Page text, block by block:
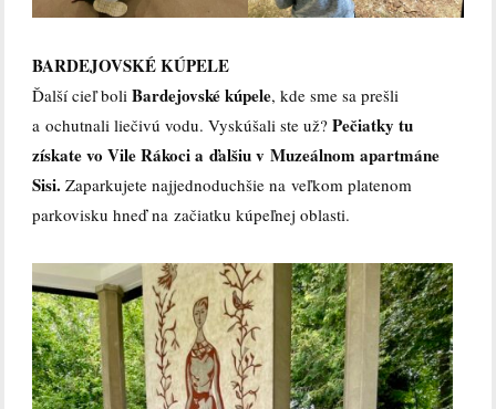
BARDEJOVSKÉ KÚPELE
Ďalší cieľ boliBardejovské kúpele, kde sme sa prešli
a ochutnali liečivú vodu. Vyskúšali ste už?Pečiatky tu
získate vo Vile Rákoci a ďalšiu v Muzeálnom apartmáne
Sisi. Zaparkujete najjednoduchšie na veľkom platenom
parkovisku hneď na začiatku kúpeľnej oblasti.